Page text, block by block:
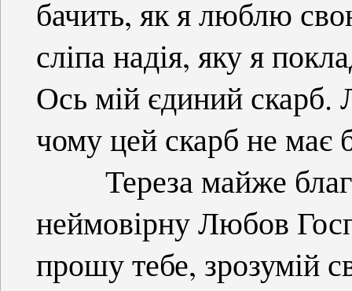
бачить, як я люблю
сліпа надія, яку я
Ось мій єдиний
чому цей скарб не має
Тереза майже
неймовірну Любов
прошу тебе, зрозумій